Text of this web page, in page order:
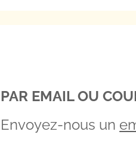
PAR EMAIL OU
Envoyez-nous un